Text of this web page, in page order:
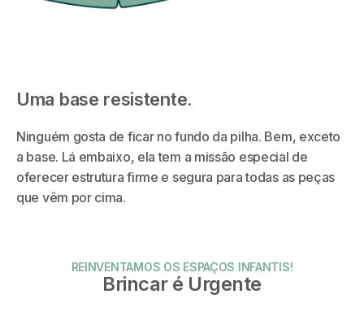
Uma base resistente.
Ninguém gosta de ficar no fundo da pilha. Bem, exceto
a base. Lá embaixo, ela tem a missão especial de
oferecer estrutura firme e segura para todas as peças
que vêm por cima.
REINVENTAMOS OS ESPAÇOS INFANTIS!
Brincar é Urgente